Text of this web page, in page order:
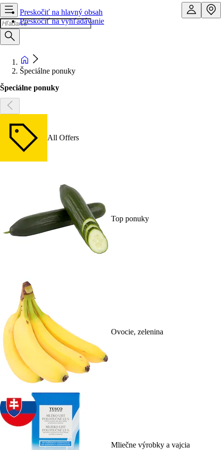
Preskočiť na hlavný obsah
Preskočiť na vyhľadávanie
Špeciálne ponuky
Špeciálne ponuky
All Offers
Top ponuky
Ovocie, zelenina
Mliečne výrobky a vajcia